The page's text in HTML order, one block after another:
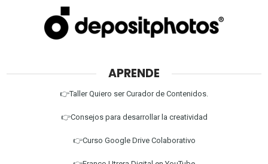
APRENDE
👉Taller Quiero ser Curador de Contenidos.
👉Consejos para desarrollar la creatividad
👉Curso Google Drive Colaborativo